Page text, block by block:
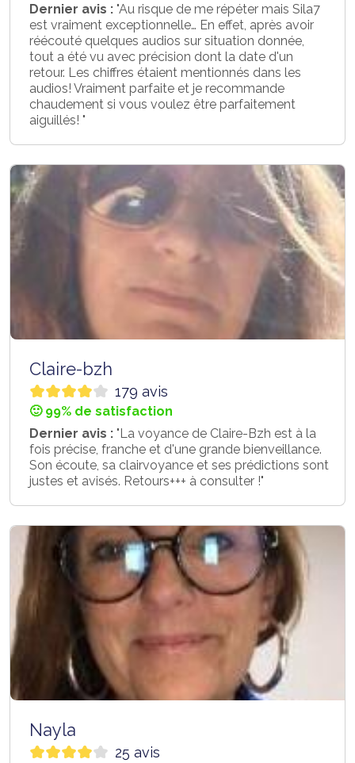
Dernier avis : "Au risque de me répéter mais Sila7
est vraiment exceptionnelle… En effet, après avoir
réécouté quelques audios sur situation donnée,
tout a été vu avec précision dont la date d'un
retour. Les chiffres étaient mentionnés dans les
audios! Vraiment parfaite et je recommande
chaudement si vous voulez être parfaitement
aiguillés! "
Claire-bzh
179 avis
🙂 99% de satisfaction
Dernier avis : "La voyance de Claire-Bzh est à la
fois précise, franche et d'une grande bienveillance.
Son écoute, sa clairvoyance et ses prédictions sont
justes et avisés. Retours+++ à consulter !"
Nayla
25 avis